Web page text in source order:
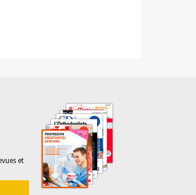
et